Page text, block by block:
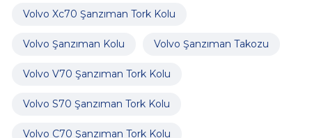
Volvo Xc70 Şanzıman Tork Kolu
Volvo Şanzıman Kolu Volvo Şanzıman Takozu
Volvo V70 Şanzıman Tork Kolu
Volvo S70 Şanzıman Tork Kolu
Volvo C70 Şanzıman Tork Kolu